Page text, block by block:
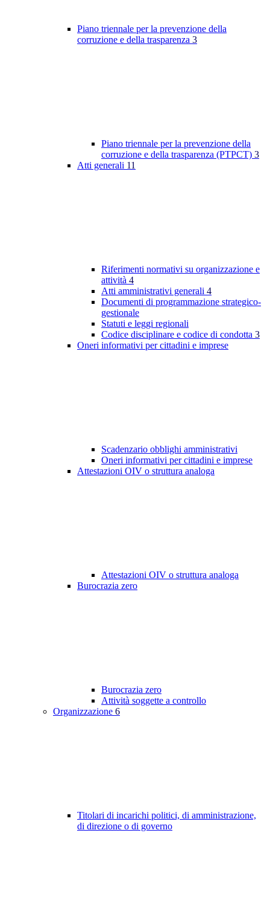
Piano triennale per la prevenzione della
corruzione e della trasparenza 3
Piano triennale per la prevenzione della
corruzione e della trasparenza (PTPCT) 3
Atti generali 11
Riferimenti normativi su organizzazione e
attività 4
Atti amministrativi generali 4
Documenti di programmazione strategico-
gestionale
Statuti e leggi regionali
Codice disciplinare e codice di condotta 3
Oneri informativi per cittadini e imprese
Scadenzario obblighi amministrativi
Oneri informativi per cittadini e imprese
Attestazioni OIV o struttura analoga
Attestazioni OIV o struttura analoga
Burocrazia zero
Burocrazia zero
Attività soggette a controllo
Organizzazione 6
Titolari di incarichi politici, di amministrazione,
di direzione o di governo